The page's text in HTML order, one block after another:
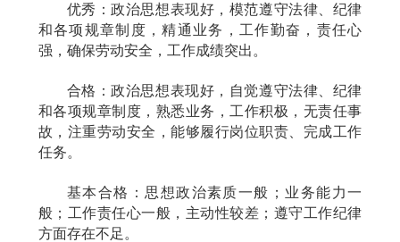
优秀：政治思想表现好，模范遵守法律、纪律
和各项规章制度，精通业务，工作勤奋，责任心
强，确保劳动安全，工作成绩突出。
合格：政治思想表现好，自觉遵守法律、纪律
和各项规章制度，熟悉业务，工作积极，无责任事
故，注重劳动安全，能够履行岗位职责、完成工作
任务。
基本合格：思想政治素质一般；业务能力一
般；工作责任心一般，主动性较差；遵守工作纪律
方面存在不足。